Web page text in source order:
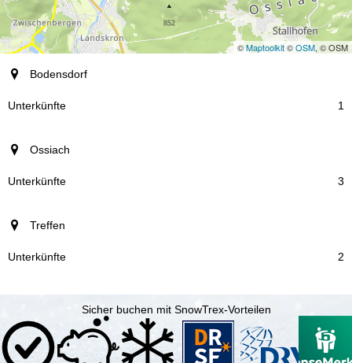
©Maptoolkit©OSM, © OSM
Ort
Unterkünfte
Bodensdorf
1
Ossiach
3
Treffen
2
Sicher buchen mit SnowTrex-Vorteilen